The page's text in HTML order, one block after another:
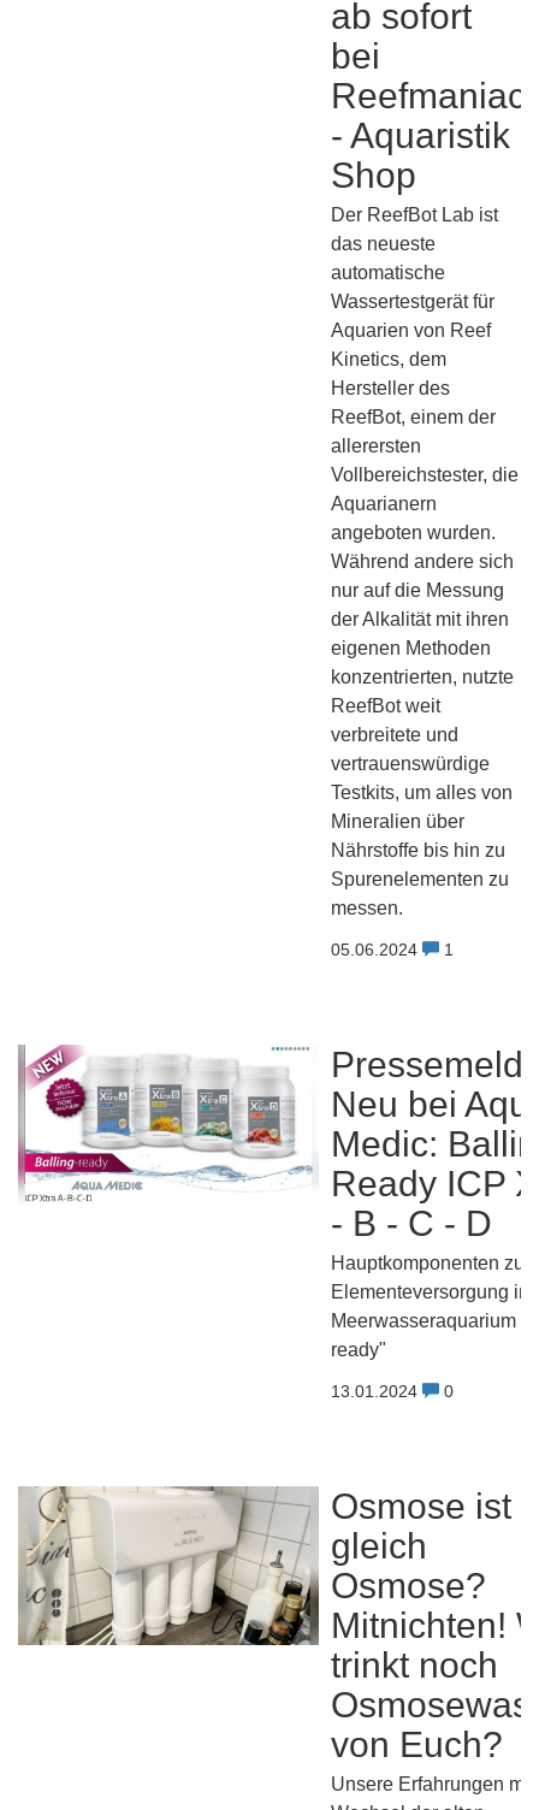
ab sofort
bei
Reefmaniac
- Aquaristik
Shop
Der ReefBot Lab ist
das neueste
automatische
Wassertestgerät für
Aquarien von Reef
Kinetics, dem
Hersteller des
ReefBot, einem der
allerersten
Vollbereichstester, die
Aquarianern
angeboten wurden.
Während andere sich
nur auf die Messung
der Alkalität mit ihren
eigenen Methoden
konzentrierten, nutzte
ReefBot weit
verbreitete und
vertrauenswürdige
Testkits, um alles von
Mineralien über
Nährstoffe bis hin zu
Spurenelementen zu
messen.
05.06.2024 1
Neu bei
Medic:
Ready ICP
- B - C - D
Hauptkomponenten zur
Elementeversorgung im
Meerwasseraquarium
ready"
13.01.2024 0
Osmose ist
gleich
Osmose?
Mitnichten!
trinkt noch
von Euch?
Unsere Erfahrungen mit